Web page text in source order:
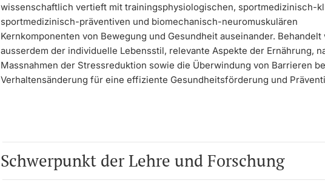
wissenschaftlich vertieft mit trainingsphysiologischen, sportmedizinisch-
sportmedizinisch-präventiven und biomechanisch-neuromuskulären
Kernkomponenten von Bewegung und Gesundheit auseinander. Behandelt
ausserdem der individuelle Lebensstil, relevante Aspekte der Ernährung,
Massnahmen der Stressreduktion sowie die Überwindung von Barrieren
Verhaltensänderung für eine effiziente Gesundheitsförderung und
Schwerpunkt der Lehre und Forschung